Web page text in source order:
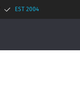
EST 2004